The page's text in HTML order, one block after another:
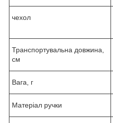
чехол
Транспортувальна довжина,
см
Вага, г
Матеріал ручки